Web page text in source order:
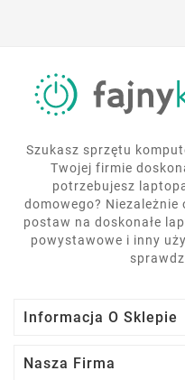
Szukasz sprzętu
Twojej firmie
potrzebujesz
domowego?
postaw na doskonałe
powystawowe i inny
Informacja O Sklepie
Nasza Firma